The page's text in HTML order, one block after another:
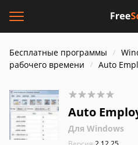
Бесплатные программы
рабочего времени
Auto
Auto
Для Windows